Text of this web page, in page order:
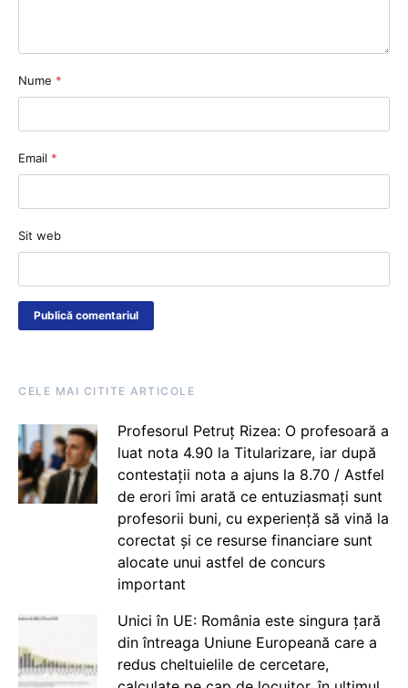
Nume *
Email *
Sit web
CELE MAI CITITE ARTICOLE
Profesorul Petruț Rizea: O profesoară a
luat nota 4.90 la Titularizare, iar după
contestații nota a ajuns la 8.70 / Astfel
de erori îmi arată ce entuziasmați sunt
profesorii buni, cu experiență să vină la
corectat și ce resurse financiare sunt
alocate unui astfel de concurs
important
Unici în UE: România este singura țară
din întreaga Uniune Europeană care a
redus cheltuielile de cercetare,